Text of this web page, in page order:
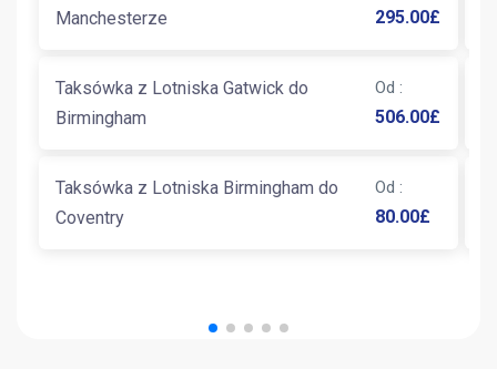
Manchesterze
295.00£
Taksówka z Lotniska Gatwick do
Birmingham
Od :
506.00£
Taksówka z Lotniska Birmingham do
Coventry
Od :
80.00£